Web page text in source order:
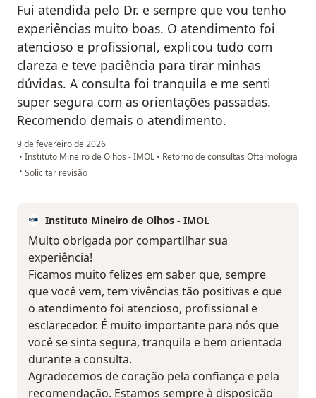
Fui atendida pelo Dr. e sempre que vou tenho
experiências muito boas. O atendimento foi
atencioso e profissional, explicou tudo com
clareza e teve paciência para tirar minhas
dúvidas. A consulta foi tranquila e me senti
super segura com as orientações passadas.
Recomendo demais o atendimento.
9 de fevereiro de 2026
• Instituto Mineiro de Olhos - IMOL • Retorno de consultas Oftalmologia
• na opinião do utilizador Yasmin Ferreira
Solicitar revisão
Instituto Mineiro de Olhos - IMOL
Muito obrigada por compartilhar sua
experiência!
Ficamos muito felizes em saber que, sempre
que você vem, tem vivências tão positivas e que
o atendimento foi atencioso, profissional e
esclarecedor. É muito importante para nós que
você se sinta segura, tranquila e bem orientada
durante a consulta.
Agradecemos de coração pela confiança e pela
recomendação. Estamos sempre à disposição